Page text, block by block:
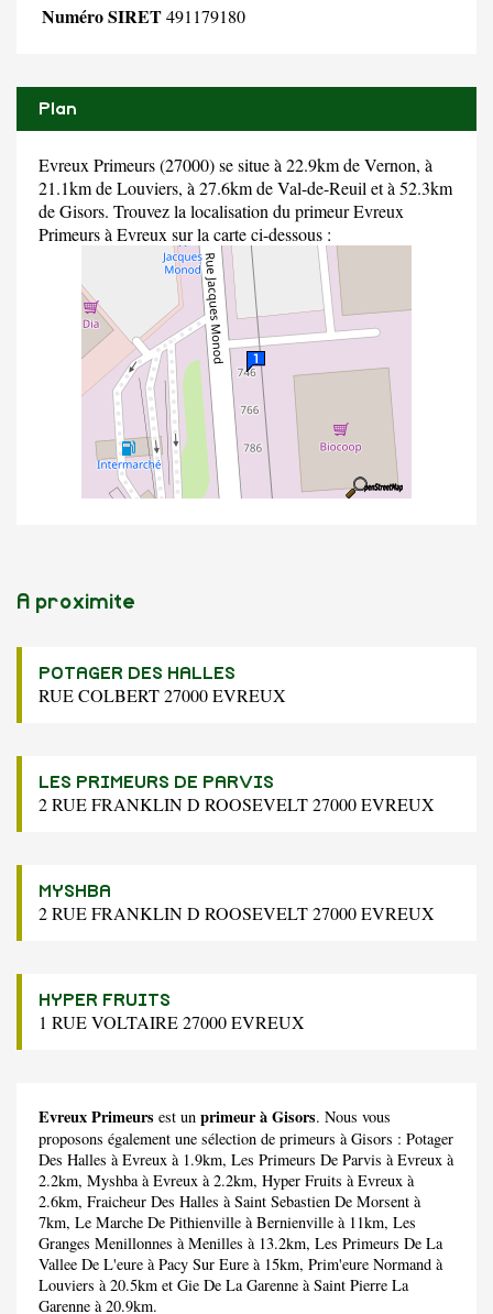
Numéro SIRET491179180
Plan
Evreux Primeurs (27000) se situe à 22.9km de Vernon, à
21.1km de Louviers, à 27.6km de Val-de-Reuil et à 52.3km
de Gisors. Trouvez la localisation du primeur Evreux
Primeurs à Evreux sur la carte ci-dessous :
A proximite
POTAGER DES HALLES
RUE COLBERT 27000 EVREUX
LES PRIMEURS DE PARVIS
2 RUE FRANKLIN D ROOSEVELT 27000 EVREUX
MYSHBA
2 RUE FRANKLIN D ROOSEVELT 27000 EVREUX
HYPER FRUITS
1 RUE VOLTAIRE 27000 EVREUX
Evreux Primeurs est un primeur à Gisors. Nous vous
proposons également une sélection de primeurs à Gisors : Potager
Des Halles à Evreux à 1.9km, Les Primeurs De Parvis à Evreux à
2.2km, Myshbaà Evreux à 2.2km, Hyper Fruits à Evreux à
2.6km, Fraicheur Des Halles à Saint Sebastien De Morsent à
7km, Le Marche De Pithienville à Bernienville à 11km, Les
Granges Menillonnes à Menilles à 13.2km, Les Primeurs De La
Vallee De L'eure à Pacy Sur Eure à 15km, Prim'eure Normand à
Louviers à 20.5km et Gie De La Garenne à Saint Pierre La
Garenne à 20.9km.